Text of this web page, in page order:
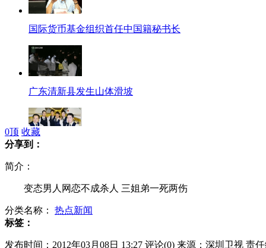
国际货币基金组织首任中国籍秘书长
广东清新县发生山体滑坡
父亲当街咬掉幼儿生殖器
0顶 收藏
分享到：
简介：
变态男人网恋不成杀人 三姐弟一死两伤
分类名称： 热点新闻
标签：
发布时间：2012年03月08日 13:27 评论(0) 来源：深圳卫视 责